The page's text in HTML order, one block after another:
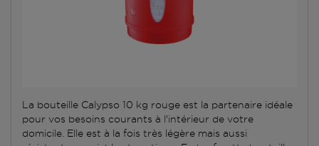
La bouteille Calypso 10 kg rouge est la partenaire idéale
pour vos besoins courants à l'intérieur de votre
domicile. Elle est à la fois très légère mais aussi